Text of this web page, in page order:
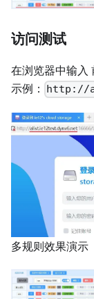
访问测试
在浏览器中输入
示例：
http://
多规则效果演示